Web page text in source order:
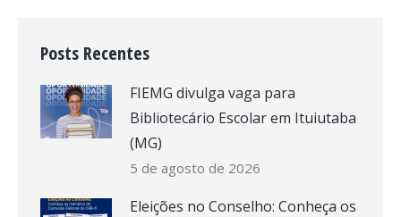
Posts Recentes
FIEMG divulga vaga para
Bibliotecário Escolar em Ituiutaba
(MG)
5 de agosto de 2026
Eleições no Conselho: Conheça os